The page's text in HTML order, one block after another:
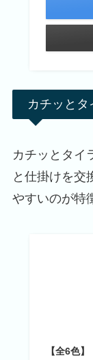
カチッとタ
カチッとタイ
と仕掛けを交
やすいのが特
【全6色